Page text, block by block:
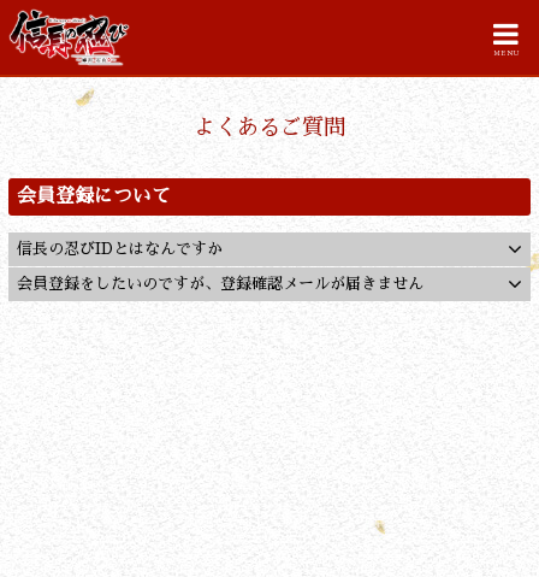
MENU
よくあるご質問
会員登録について
信長の忍びIDとはなんですか
会員登録をしたいのですが、登録確認メールが届きません